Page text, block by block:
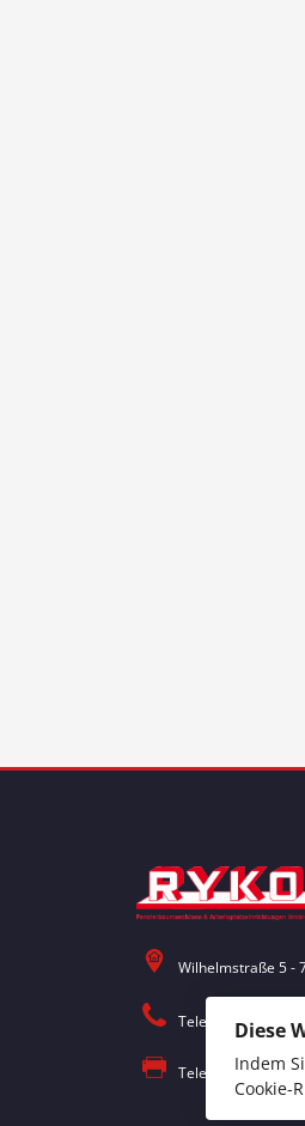
Wilhelmstraße 5 -
Telefon: 0 72 32 /
Telefax: 0 72 32 /
Diese
Indem
Cookie-